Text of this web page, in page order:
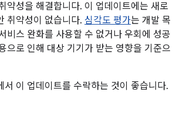
약성을 해결합니다. 이 업데이트에는 새로
취약성이 없습니다. 심각도 평가는 개발 목
비스 완화를 사용할 수 없거나 우회에 성공
으로 인해 대상 기기가 받는 영향을 기준으
서 이 업데이트를 수락하는 것이 좋습니다.